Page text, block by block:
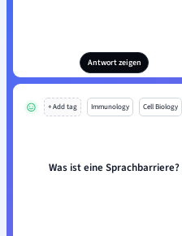
Antwort zeigen
+ Add tag Immunology Cell Biology
Was ist eine Sprachbarriere?